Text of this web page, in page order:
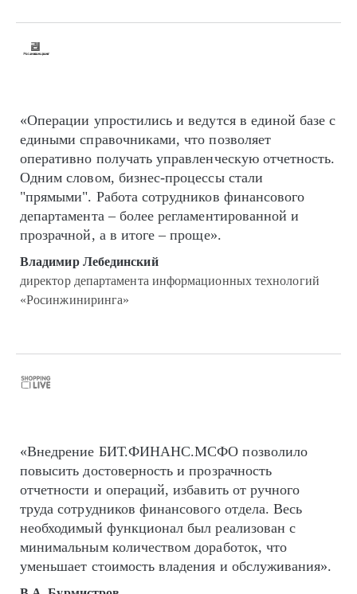
«Операции упростились и ведутся в единой базе с
едиными справочниками, что позволяет
оперативно получать управленческую отчетность.
Одним словом, бизнес-процессы стали
"прямыми". Работа сотрудников финансового
департамента – более регламентированной и
прозрачной, а в итоге – проще».
Владимир Лебединский
директор департамента информационных технологий
«Росинжиниринга»
«Внедрение БИТ.ФИНАНС.МСФО позволило
повысить достоверность и прозрачность
отчетности и операций, избавить от ручного
труда сотрудников финансового отдела. Весь
необходимый функционал был реализован с
минимальным количеством доработок, что
уменьшает стоимость владения и обслуживания».